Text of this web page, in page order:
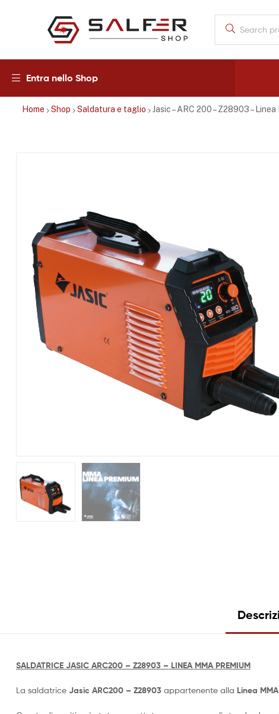
Salfershop
Entra nello Shop
Home Shop Saldatura e taglio Jasic – ARC 200 – Z28903 –
SALDATRICE JASIC ARC200 – Z28903 – LINEA MMA PREMIUM
La saldatrice Jasic ARC200 – Z28903 appartenente alla Linea